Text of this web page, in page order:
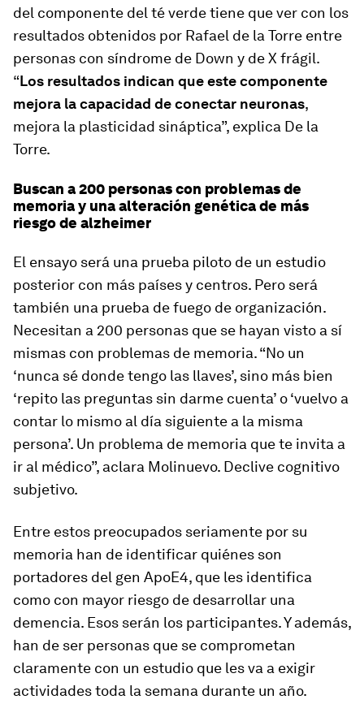
del componente del té verde tiene que ver con los
resultados obtenidos por Rafael de la Torre entre
personas con sín­drome de Down y de X frágil.
“Los resultados indican que este componente
mejora la capacidad de conectar neuronas,
mejora la plasticidad sináptica”, explica De la
Torre.
Buscan a 200 personas con problemas de
memoria y una alteración genética de más
riesgo de alzheimer
El ensayo será una prueba piloto de un estudio
posterior con más países y centros. Pero será
también una prueba de fuego de organización.
Necesitan a 200 personas que se hayan visto a sí
mismas con problemas de memoria. “No un
‘nunca sé donde tengo las llaves’, sino más bien
‘repito las preguntas sin darme cuenta’ o ‘vuelvo a
contar lo mismo al día siguiente a la misma
persona’. Un problema de memoria que te invita a
ir al médico”, aclara Molinuevo. Declive cognitivo
subjetivo.
Entre estos preocupados seriamente por su
memoria han de identificar quiénes son
portadores del gen ApoE4, que les identifica
como con mayor riesgo de desarrollar una
demencia. Esos serán los participantes. Y además,
han de ser personas que se comprometan
claramente con un estudio que les va a exigir
actividades toda la semana durante un año.